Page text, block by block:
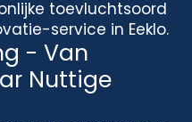
toevluchtsoord
service in Eeklo.
- Van
Nuttige